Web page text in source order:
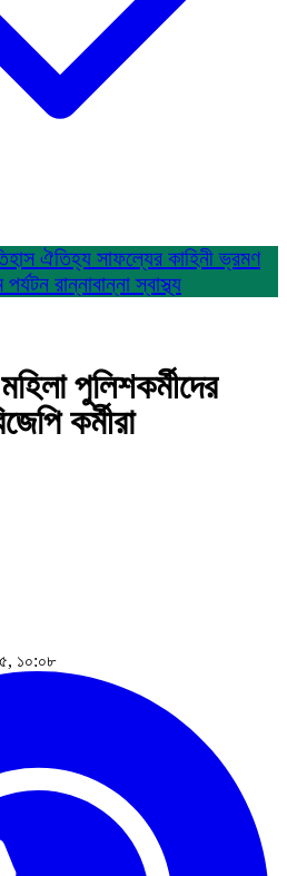
ঐতিহ্য সাফল্যের কাহিনীভ্রমণ
পর্যটন রান্নাবান্নাস্বাস্থ্য
পুলিশকর্মীদের
কর্মীরা
১০:০৮